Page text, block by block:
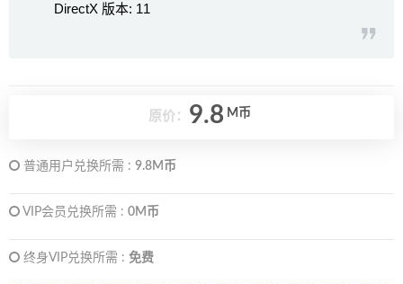
DirectX 版本: 11
原价： 9.8 M币
普通用户兑换所需 : 9.8M币
VIP会员兑换所需 : 0M币
终身VIP兑换所需 : 免费